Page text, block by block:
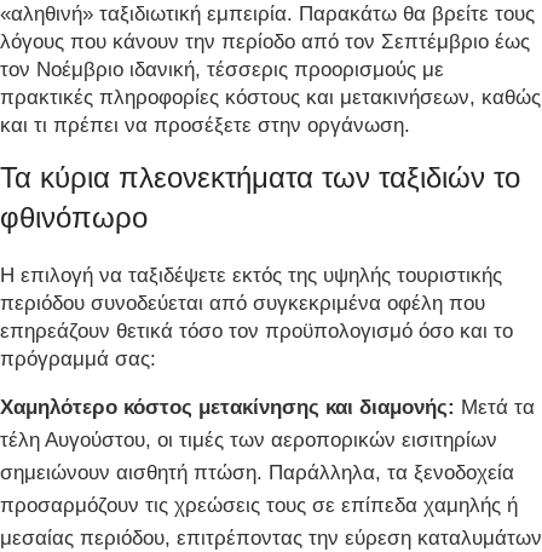
«αληθινή» ταξιδιωτική εμπειρία. Παρακάτω θα βρείτε τους
λόγους που κάνουν την περίοδο από τον Σεπτέμβριο έως
τον Νοέμβριο ιδανική, τέσσερις προορισμούς με
πρακτικές πληροφορίες κόστους και μετακινήσεων, καθώς
και τι πρέπει να προσέξετε στην οργάνωση.
Τα κύρια πλεονεκτήματα των ταξιδιών το
φθινόπωρο
Η επιλογή να ταξιδέψετε εκτός της υψηλής τουριστικής
περιόδου συνοδεύεται από συγκεκριμένα οφέλη που
επηρεάζουν θετικά τόσο τον προϋπολογισμό όσο και το
πρόγραμμά σας:
Χαμηλότερο κόστος μετακίνησης και διαμονής: Μετά τα
τέλη Αυγούστου, οι τιμές των αεροπορικών εισιτηρίων
σημειώνουν αισθητή πτώση. Παράλληλα, τα ξενοδοχεία
προσαρμόζουν τις χρεώσεις τους σε επίπεδα χαμηλής ή
μεσαίας περιόδου, επιτρέποντας την εύρεση καταλυμάτων